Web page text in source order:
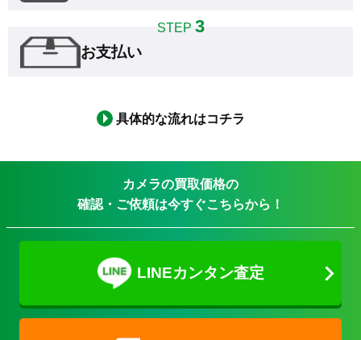
STEP 3
お支払い
具体的な流れはコチラ
カメラの買取価格の
確認・ご依頼は今すぐこちらから！
LINEカンタン査定